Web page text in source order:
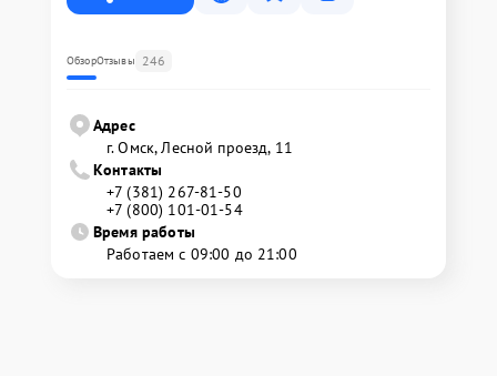
ОбзорОтзывы 246
Адрес
г. Омск, ​Лесной проезд, 11
Контакты
+7 (381) 267-81-50
+7 (800) 101-01-54
Время работы
Работаем с 09:00 до 21:00